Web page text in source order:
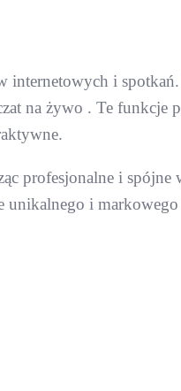
internetowych i
na żywo . Te funkcje
profesjonalne i spójne
i